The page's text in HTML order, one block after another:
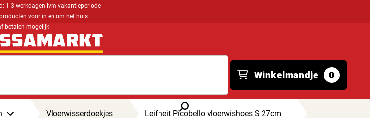
1-3 werkdagen ivm vakantieperiode
voor in en om het huis
betalen mogelijk
Winkelmandje 0
Vloerwisserdoekjes Leifheit Picobello vloerwishoes S 27cm